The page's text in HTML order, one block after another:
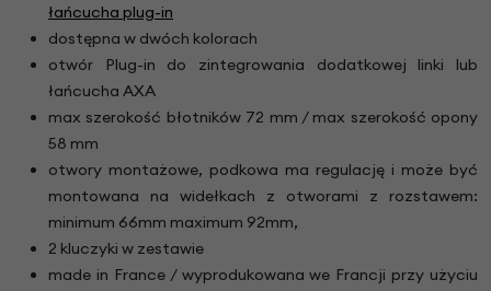
łańcucha plug-in
dostępna w dwóch kolorach
otwór Plug-in do zintegrowania dodatkowej linki lub
łańcucha AXA
max szerokość błotników 72 mm / max szerokość opony
58 mm
otwory montażowe, podkowa ma regulację i może być
montowana na widełkach z otworami z rozstawem:
minimum 66mm maximum 92mm,
2 kluczyki w zestawie
made in France / wyprodukowana we Francji przy użyciu